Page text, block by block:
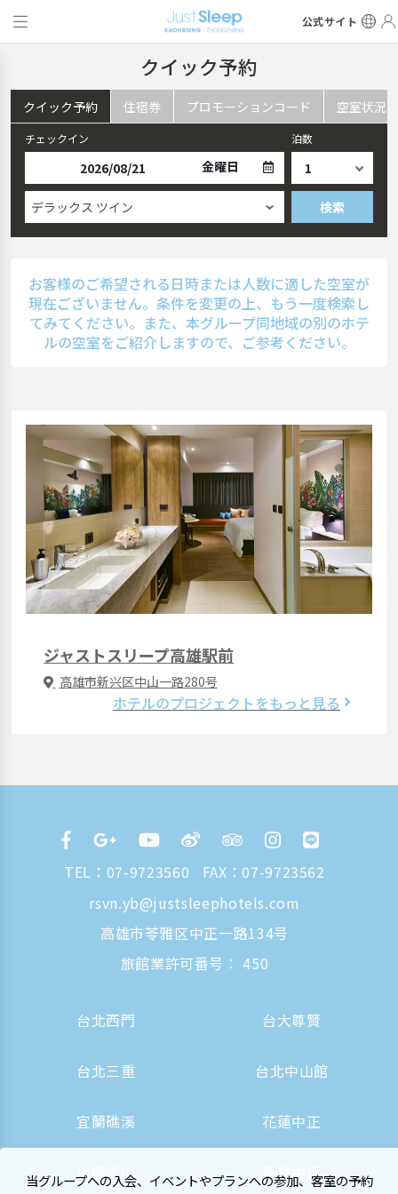
公式サイト
クイック予約
クイック予約 住宿券 プロモーションコード 空室状況
チェックイン
金曜日
泊数
デラックス ツイン 検索
お客様のご希望される日時または人数に適した空室が
現在ございません。条件を変更の上、もう一度検索し
てみてください。また、本グループ同地域の別のホテ
ルの空室をご紹介しますので、ご参考ください。
ジャストスリープ高雄駅前
高雄市新兴区中山一路280号
ホテルのプロジェクトをもっと見る
TEL： 07-9723560
FAX：07-9723562
rsvn.yb@justsleephotels.com
高雄市苓雅区中正一路134号
旅館業許可番号： 450
台北西門 台大尊賢
台北三重 台北中山館
宜蘭礁溪 花蓮中正
台南虎山 高雄中正
当グループへの入会、イベントやプランへの参加、客室の予約